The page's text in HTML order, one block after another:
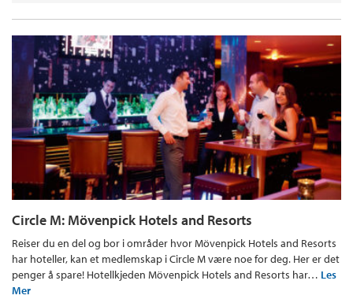
Circle M: Mövenpick Hotels and Resorts
Reiser du en del og bor i områder hvor Mövenpick Hotels and Resorts
har hoteller, kan et medlemskap i Circle M være noe for deg. Her er det
penger å spare! Hotellkjeden Mövenpick Hotels and Resorts har… Les
Mer